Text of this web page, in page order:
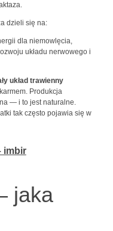
dzieli się na:
dla niemowlęcia,
układu nerwowego i
układ trawienny
Produkcja
— i to jest naturalne.
tak często pojawia się w
imbir
jaka